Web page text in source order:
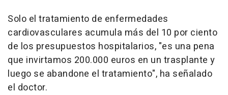
Solo el tratamiento de enfermedades
cardiovasculares acumula más del 10 por ciento
de los presupuestos hospitalarios, "es una pena
que invirtamos 200.000 euros en un trasplante y
luego se abandone el tratamiento", ha señalado
el doctor.